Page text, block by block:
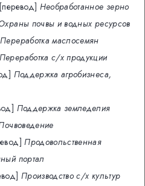
[перевод] Необработанное зерно
почвы и водных ресурсов
Переработка маслосемян
Переработка с/х продукции
Поддержка агробизнеса,
Поддержка земледелия
Продовольственная
портал
Производство с/х культур